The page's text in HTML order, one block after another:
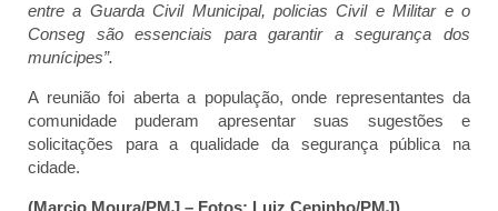
entre a Guarda Civil Municipal, policiasCivile Militar eo
Conseg são essenciais para garantir a segurança dos
munícipes”.
A reunião foi aberta a população, onde representantes da
comunidade puderam apresentar suas sugestões e
solicitações para a qualidade da segurança pública na
cidade.